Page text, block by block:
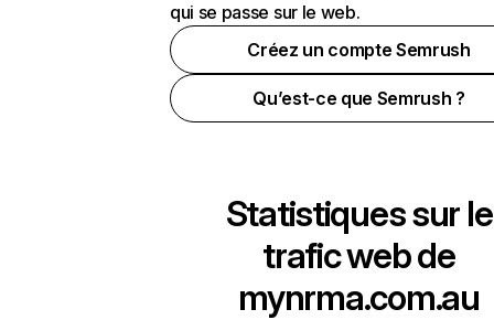
qui se passe sur le web.
Créez un compte Semrush
Qu’est-ce que Semrush ?
Statistiques sur le
trafic web de
mynrma.com.au